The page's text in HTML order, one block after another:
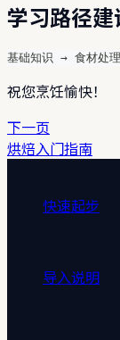
学习路径建
基础知识 → 食材处
祝您烹饪愉快！
下一页
烘焙入门指南
快速起步
导入说明